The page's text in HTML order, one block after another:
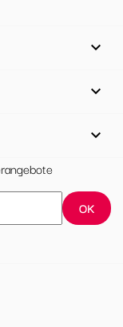


